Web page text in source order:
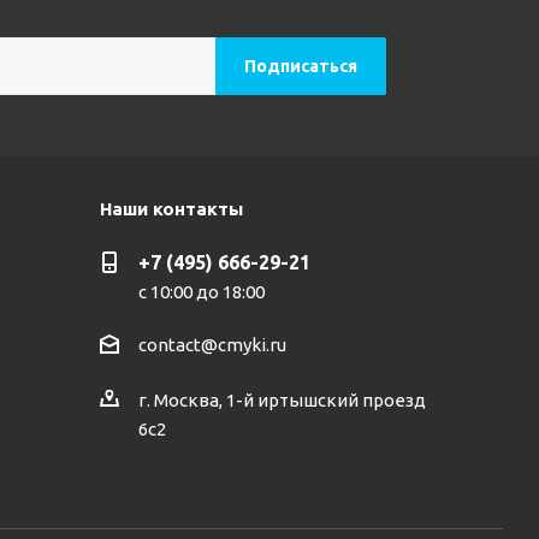
Наши контакты
+7 (495) 666-29-21
с 10:00 до 18:00
contact@cmyki.ru
г. Москва, 1-й иртышский проезд
6с2